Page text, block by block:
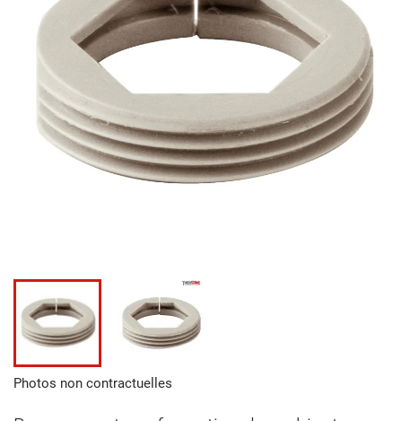
Photos non contractuelles